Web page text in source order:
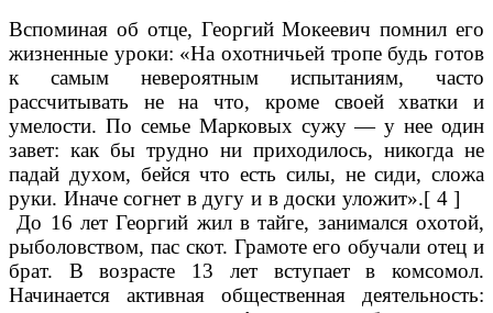
Вспоминая об отце, Георгий Мокеевич помнил его
жизненные уроки: «На охотничьей тропе будь готов
к самым невероятным испытаниям, часто
рассчитывать не на что, кроме своей хватки и
умелости. По семье Марковых сужу — у нее один
завет: как бы трудно ни приходилось, никогда не
падай духом, бейся что есть силы, не сиди, сложа
руки. Иначе согнет в дугу и в доски уложит».[ 4 ]
До 16 лет Георгий жил в тайге, занимался охотой,
рыболовством, пас скот. Грамоте его обучали отец и
брат. В возрасте 13 лет вступает в комсомол.
Начинается активная общественная деятельность: